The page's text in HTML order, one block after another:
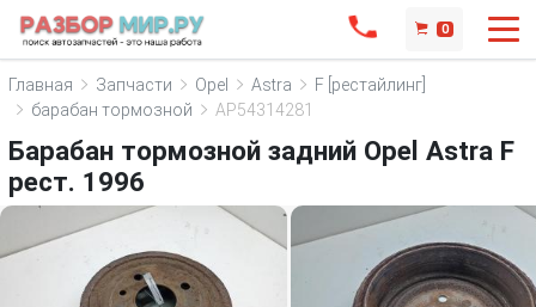
0
Главная Запчасти Opel Astra
F [рестайлинг]
барабан тормозной
AP54314281
Барабан тормозной задний Opel Astra F
рест. 1996